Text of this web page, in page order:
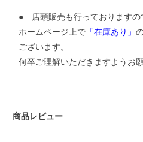
● 店頭販売も行っておりますの
ホームページ上で「在庫あり」
ございます。
何卒ご理解いただきますようお
商品レビュー